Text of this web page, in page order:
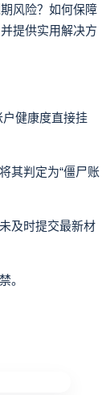
风险？如何保障
提供实用解决方
健康度直接挂
其判定为“僵尸账
及时提交最新材
。